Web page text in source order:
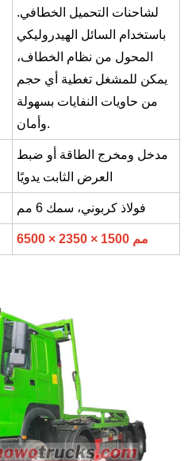
لشاحنات التحميل الخطافي.
باستخدام السائل الهيدروليكي
المحول من نظام الخطاف،
يمكن للمشغل تغطية أي حجم
من حاويات النفايات بسهولة
وأمان.
مدخل ومخرج الطاقة أو ضبط
العرض الثابت يدويًا
فولاذ كربوني، سمك 6 مم
6500 × 2350 × 1500 مم